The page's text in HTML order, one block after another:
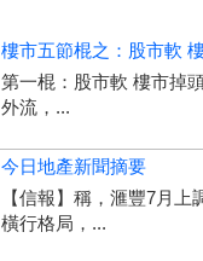
樓市五節棍之：股市軟
第一棍：股市軟 樓市掉
外流，...
今日地產新聞摘要
【信報】稱，滙豐7月上
橫行格局，...